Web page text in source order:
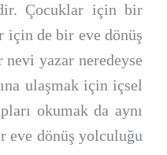
Çocuklar için bir
için de bir eve dönüş
yazar neredeyse
ulaşmak için içsel
okumak da aynı
eve dönüş yolculuğu